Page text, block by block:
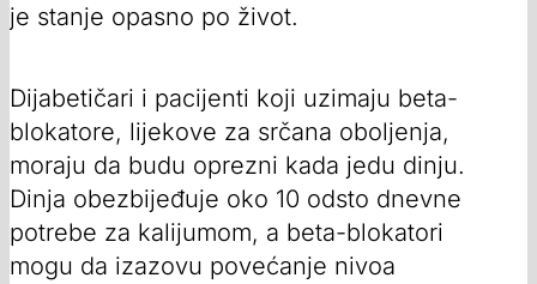
je stanje opasno po život.
Dijabetičari i pacijenti koji uzimaju beta-
blokatore, lijekove za srčana oboljenja,
moraju da budu oprezni kada jedu dinju.
Dinja obezbijeđuje oko 10 odsto dnevne
potrebe za kalijumom, a beta-blokatori
mogu da izazovu povećanje nivoa